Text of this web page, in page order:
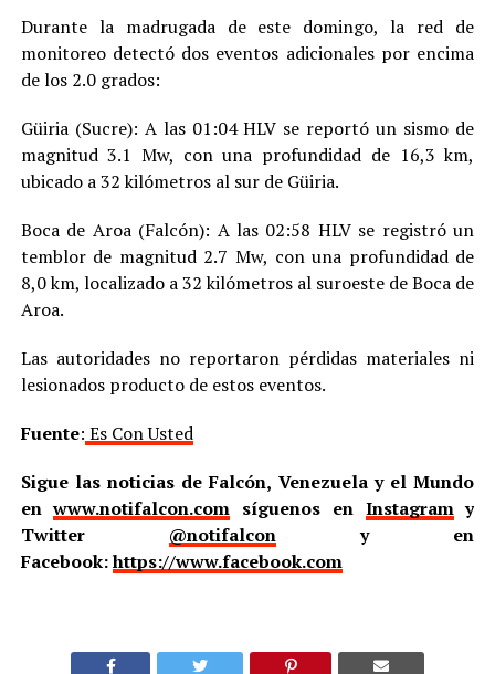
Durante la madrugada de este domingo, la red de
monitoreo detectó dos eventos adicionales por encima
de los 2.0 grados:
Güiria (Sucre): A las 01:04 HLV se reportó un sismo de
magnitud 3.1 Mw, con una profundidad de 16,3 km,
ubicado a 32 kilómetros al sur de Güiria.
Boca de Aroa (Falcón): A las 02:58 HLV se registró un
temblor de magnitud 2.7 Mw, con una profundidad de
8,0 km, localizado a 32 kilómetros al suroeste de Boca de
Aroa.
Las autoridades no reportaron pérdidas materiales ni
lesionados producto de estos eventos.
Fuente: Es Con Usted
Sigue las noticias de Falcón, Venezuela y el Mundo
enwww.notifalcon.com síguenos en Instagramy
Twitter @notifalcony en
Facebook:https://www.facebook.com